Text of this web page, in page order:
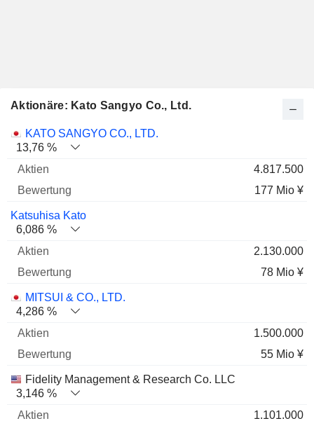
Aktionäre: Kato Sangyo Co., Ltd.
Name Aktien % Bewertung
KATO SANGYO CO., LTD.
13,76 %
4.817.500
177 Mio ¥
Katsuhisa Kato
6,086 %
2.130.000
78 Mio ¥
MITSUI & CO., LTD.
4,286 %
1.500.000
55 Mio ¥
Fidelity Management & Research Co. LLC
3,146 %
1.101.000